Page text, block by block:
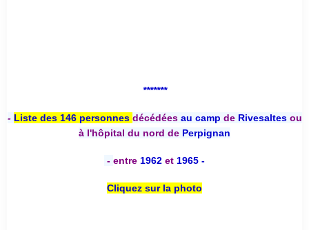
*******
- Liste des 146 personnes décédées au camp deRivesaltesou
à l'hôpital du nord de Perpignan
- entre 1962 et 1965 -
Cliquez sur la photo